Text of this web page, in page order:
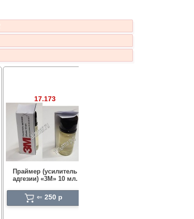
17.173
Праймер (усилитель
адгезии) «3М» 10 мл.
⇐ 250 p